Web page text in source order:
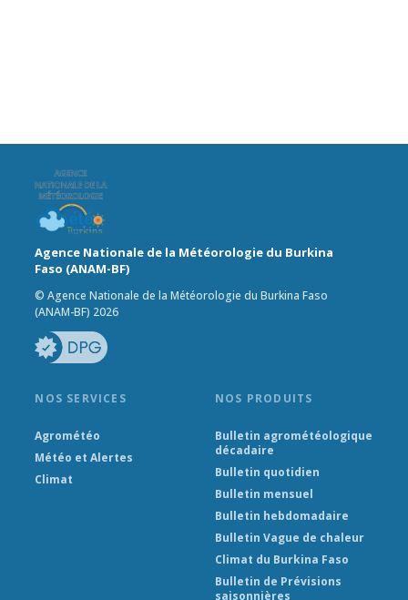
Agence Nationale de la Météorologie du Burkina
Faso (ANAM-BF)
© Agence Nationale de la Météorologie du Burkina Faso
(ANAM-BF) 2026
NOS SERVICES
Agrométéo
Météo et Alertes
Climat
NOS PRODUITS
Bulletin agrométéologique
décadaire
Bulletin quotidien
Bulletin mensuel
Bulletin hebdomadaire
Bulletin Vague de chaleur
Climat du Burkina Faso
Bulletin de Prévisions
saisonnières